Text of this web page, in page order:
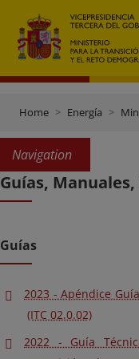
Home Energía
Navigation
Guías,
Guías
2023 - Apéndice
(ITC 02.0.02)
2022 - Guía